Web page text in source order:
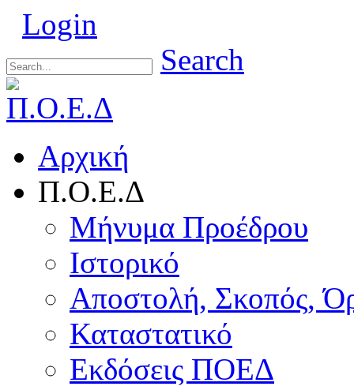
Login
Search
Αρχική
Π.Ο.Ε.Δ
Μήνυμα Προέδρου
Ιστορικό
Αποστολή, Σκοπός,
Καταστατικό
Εκδόσεις ΠΟΕΔ